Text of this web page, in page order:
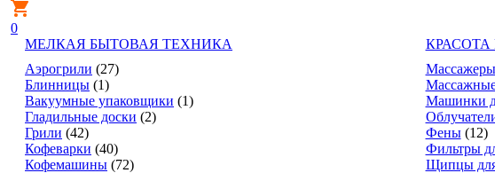
0
МЕЛКАЯ БЫТОВАЯ ТЕХНИКА
Аэрогрили (27)
Блинницы (1)
Вакуумные упаковщики (1)
Гладильные доски (2)
Грили (42)
Кофеварки (40)
Кофемашины (72)
КРАСОТА
Массажеры
Машинки
Фены (12)
Фильтры
Щипцы